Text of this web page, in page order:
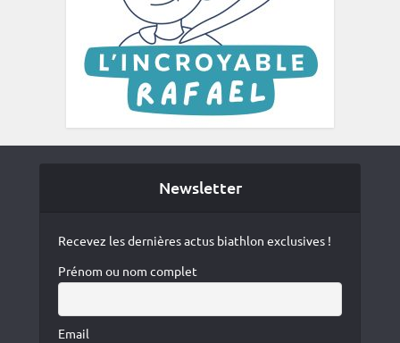
Newsletter
Recevez les dernières actus biathlon exclusives !
Prénom ou nom complet
Email